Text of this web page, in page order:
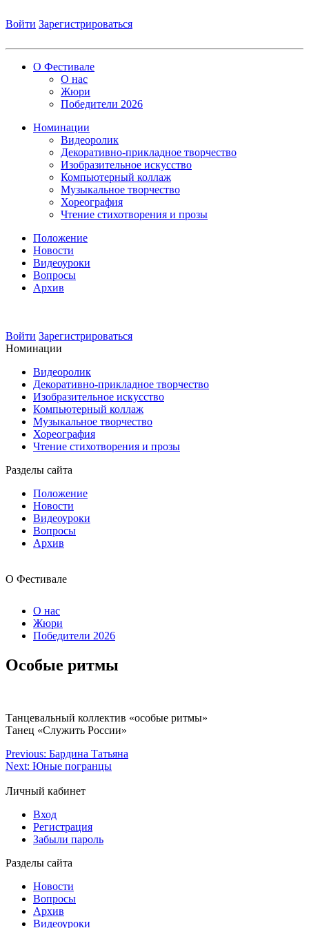
Войти Зарегистрироваться
О Фестивале
О нас
Жюри
Победители 2026
Номинации
Видеоролик
Декоративно-прикладное творчество
Изобразительное искусство
Компьютерный коллаж
Музыкальное творчество
Хореография
Чтение стихотворения и прозы
Положение
Новости
Видеоуроки
Вопросы
Архив
Войти Зарегистрироваться
Номинации
Видеоролик
Декоративно-прикладное творчество
Изобразительное искусство
Компьютерный коллаж
Музыкальное творчество
Хореография
Чтение стихотворения и прозы
Разделы сайта
Положение
Новости
Видеоуроки
Вопросы
Архив
О Фестивале
О нас
Жюри
Победители 2026
Особые ритмы
Танцевальный коллектив «особые ритмы»
Танец «Служить России»
Previous: Бардина Татьяна
Next: Юные погранцы
Личный кабинет
Вход
Регистрация
Забыли пароль
Разделы сайта
Новости
Вопросы
Архив
Видеоуроки